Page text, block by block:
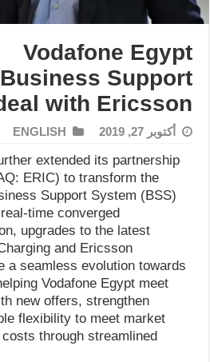
Vodafone Egypt
Support
with Ericsson
أكتوبر 27, 2019 ENGLISH
extended its partnership
ERIC) to transform the
Support System (BSS)
time converged
upgrades to the latest
and Ericsson
a seamless evolution towards
Vodafone Egypt meet
new offers, strengthen
flexibility to meet market
through streamlined